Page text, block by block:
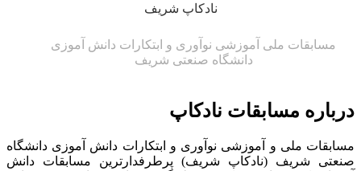
نادکاپ شریف
مسابقات ملی آموزشی نوآوری و ابتکارات دانش آموزی
دانشگاه صنعتی شریف
درباره مسابقات نادکاپ
مسابقات ملی و آموزشی نوآوری و ابتکارات دانش آموزی دانشگاه
صنعتی شریف (نادکاپ شریف) پرطرفدارترین مسابقات دانش